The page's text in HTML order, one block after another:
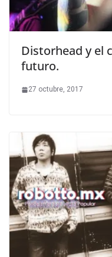
Distorhead y el
futuro.
27 octubre, 2017